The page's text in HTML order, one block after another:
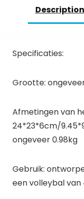
Description
Specificaties:
Grootte:
Afmetingen van
24*23*6cm/
ongeveer 0.98kg
Gebruik:
een volleybal van